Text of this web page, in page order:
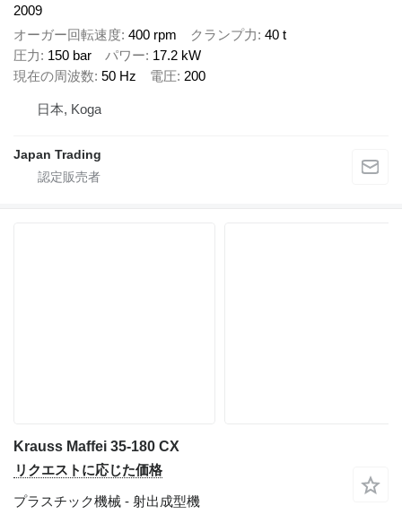
2009
オーガー回転速度 400 rpm クランプ力 40 t
圧力
150 bar パワー 17.2 kW
現在の周波数 50 Hz 電圧 200
日本, Koga
Japan Trading
Krauss Maffei 35-180 CX
リクエストに応じた価格
プラスチック機械 - 射出成型機